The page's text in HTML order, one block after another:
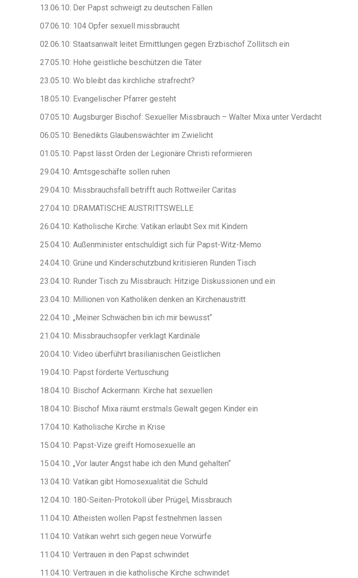
13.06.10: Der Papst schweigt zu deutschen Fällen
07.06.10: 104 Opfer sexuell missbraucht
02.06.10: Staatsanwalt leitet Ermittlungen gegen Erzbischof Zollitsch ein
27.05.10: Hohe geistliche beschützen die Täter
23.05.10: Wo bleibt das kirchliche strafrecht?
18.05.10: Evangelischer Pfarrer gesteht
07.05.10: Augsburger Bischof: Sexueller Missbrauch – Walter Mixa unter Verdacht
06.05.10: Benedikts Glaubenswächter im Zwielicht
01.05.10: Papst lässt Orden der Legionäre Christi reformieren
29.04.10: Amtsgeschäfte sollen ruhen
29.04.10: Missbrauchsfall betrifft auch Rottweiler Caritas
27.04.10: DRAMATISCHE AUSTRITTSWELLE
26.04.10: Katholische Kirche: Vatikan erlaubt Sex mit Kindern
25.04.10: Außenminister entschuldigt sich für Papst-Witz-Memo
24.04.10: Grüne und Kinderschutzbund kritisieren Runden Tisch
23.04.10: Runder Tisch zu Missbrauch: Hitzige Diskussionen und ein
23.04.10: Millionen von Katholiken denken an Kirchenaustritt
22.04.10: „Meiner Schwächen bin ich mir bewusst“
21.04.10: Missbrauchsopfer verklagt Kardinäle
20.04.10: Video überführt brasilianischen Geistlichen
19.04.10: Papst förderte Vertuschung
18.04.10: Bischof Ackermann: Kirche hat sexuellen
18.04.10: Bischof Mixa räumt erstmals Gewalt gegen Kinder ein
17.04.10: Katholische Kirche in Krise
15.04.10: Papst-Vize greift Homosexuelle an
15.04.10: „Vor lauter Angst habe ich den Mund gehalten“
13.04.10: Vatikan gibt Homosexualität die Schuld
12.04.10: 180-Seiten-Protokoll über Prügel, Missbrauch
11.04.10: Atheisten wollen Papst festnehmen lassen
11.04.10: Vatikan wehrt sich gegen neue Vorwürfe
11.04.10: Vertrauen in den Papst schwindet
11.04.10: Vertrauen in die katholische Kirche schwindet